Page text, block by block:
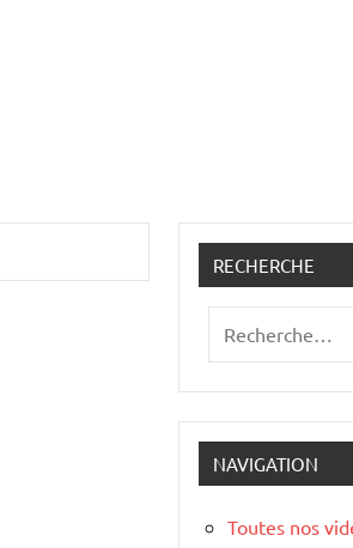
RECHERCHE
Recherche
pour
:
NAVIGATION
Toutes nos